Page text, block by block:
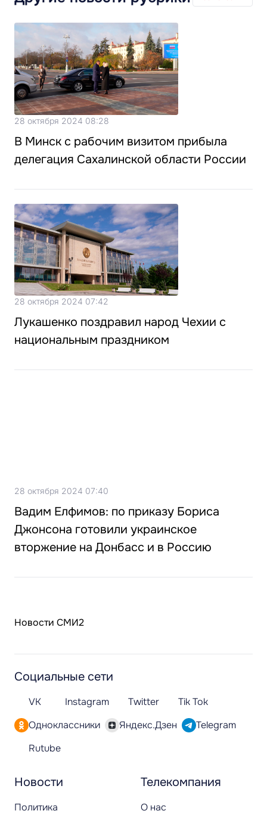
28 октября 2024 08:28
В Минск с рабочим визитом прибыла
делегация Сахалинской области России
28 октября 2024 07:42
Лукашенко поздравил народ Чехии с
национальным праздником
28 октября 2024 07:40
Вадим Елфимов: по приказу Бориса
Джонсона готовили украинское
вторжение на Донбасс и в Россию
Новости СМИ2
Новости
Политика
Телекомпания
О нас
Социальные сети
VK Instagram Twitter
Tik Tok
Одноклассники
Яндекс.Дзен
Telegram
Rutube